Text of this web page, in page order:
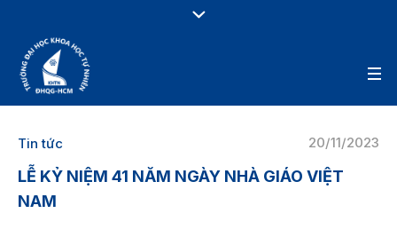
20/11/2023
Tin tức
LỄ KỶ NIỆM 41 NĂM NGÀY NHÀ GIÁO VIỆT
NAM